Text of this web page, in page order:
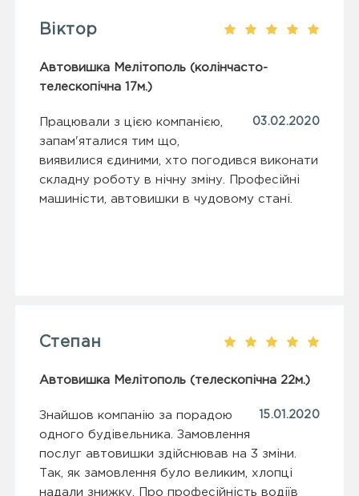
Віктор
Автовишка Мелітополь (колінчасто-
телескопічна 17м.)
03.02.2020
Працювали з цією компанією,
запам'яталися тим що,
виявилися єдиними, хто погодився виконати
складну роботу в нічну зміну. Професійні
машиністи, автовишки в чудовому стані.
Степан
Автовишка Мелітополь (телескопічна 22м.)
15.01.2020
Знайшов компанію за порадою
одного будівельника. Замовлення
послуг автовишки здійснював на 3 зміни.
Так, як замовлення було великим, хлопці
надали знижку. Про професійність водіїв